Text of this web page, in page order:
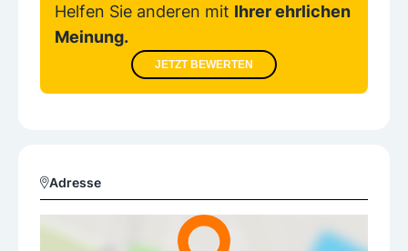
Helfen Sie anderen mit Ihrer ehrlichen
Meinung.
JETZT BEWERTEN
Adresse